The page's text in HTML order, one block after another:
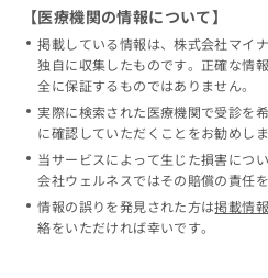
【医療機関の情報について】
掲載している情報は、株式会社マイ
独自に収集したものです。正確な情
全に保証するものではありません。
実際に検索された医療機関で受診を
に確認していただくことをお勧めしま
当サービスによって生じた損害につ
会社ウェルネスではその賠償の責任
情報の誤りを発見された方は掲載情
絡をいただければ幸いです。